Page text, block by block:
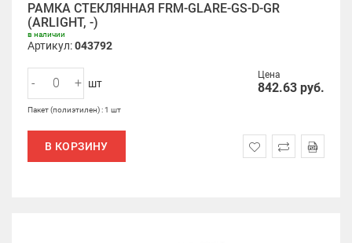
РАМКА СТЕКЛЯННАЯ FRM-GLARE-GS-D-GR
(ARLIGHT, -)
в наличии
Артикул:043792
Цена
842.63 руб.
- + шт
Пакет (полиэтилен) : 1 шт
В КОРЗИНУ